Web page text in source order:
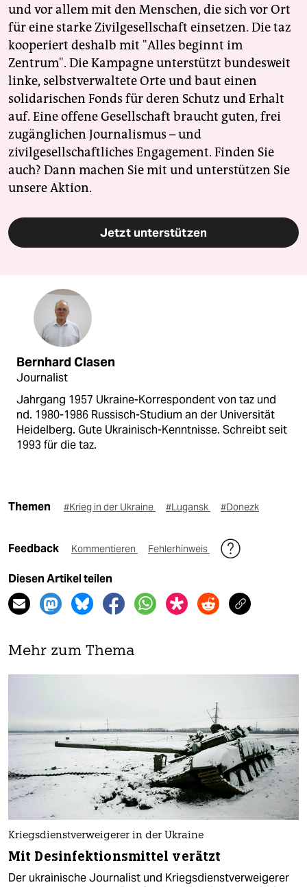
und vor allem mit den Menschen, die sich vor Ort
für eine starke Zivilgesellschaft einsetzen. Die taz
kooperiert deshalb mit "Alles beginnt im
Zentrum". Die Kampagne unterstützt bundesweit
linke, selbstverwaltete Orte und baut einen
solidarischen Fonds für deren Schutz und Erhalt
auf. Eine offene Gesellschaft braucht guten, frei
zugänglichen Journalismus – und
zivilgesellschaftliches Engagement. Finden Sie
auch? Dann machen Sie mit und unterstützen Sie
unsere Aktion.
Jetzt unterstützen
Bernhard Clasen
Journalist
Jahrgang 1957 Ukraine-Korrespondent von taz und
nd. 1980-1986 Russisch-Studium an der Universität
Heidelberg. Gute Ukrainisch-Kenntnisse. Schreibt seit
1993 für die taz.
Themen #Krieg in der Ukraine #Lugansk #Donezk
Feedback Kommentieren Fehlerhinweis
Diesen Artikel teilen
Mehr zum Thema
Kriegsdienstverweigerer in der Ukraine
Mit Desinfektionsmittel verätzt
Der ukrainische Journalist und Kriegsdienstverweigerer